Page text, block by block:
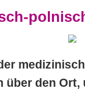
über den